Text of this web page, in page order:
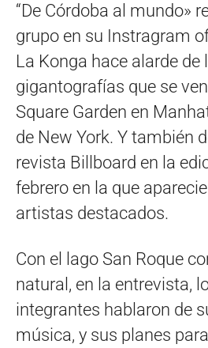
“De Córdoba al mundo»
grupo en su Instragram
La Konga hace alarde de
gigantografías que se
Square Garden en
de New York. Y también
revista Billboard en la
febrero en la que
artistas destacados.
Con el lago San Roque
natural, en la entrevista,
integrantes hablaron de
música, y sus planes